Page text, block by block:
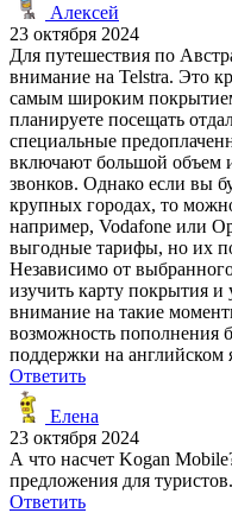
Алексей
23 октября 2024
Для путешествия по
внимание на Telstra. Это
самым широким
планируете посещать
специальные
включают большой объем
звонков. Однако если вы
крупных городах, то
например, Vodafone или
выгодные тарифы, но их
Независимо от
изучить карту покрытия и
внимание на такие
возможность пополнения
поддержки на английском
Ответить
Елена
23 октября 2024
А что насчет Kogan
предложения для туристов.
Ответить